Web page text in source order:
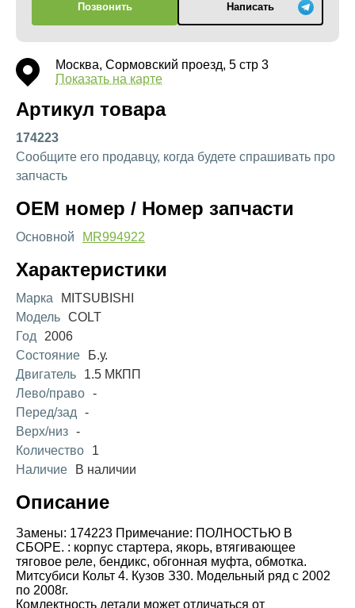
Позвонить Написать
Москва, Сормовский проезд, 5 стр 3
Показать на карте
Артикул товара
174223
Сообщите его продавцу, когда будете спрашивать про
запчасть
OEM номер / Номер запчасти
Основной MR994922
Характеристики
Марка
MITSUBISHI
Модель COLT
Год
2006
Состояние
Б.у.
Двигатель
1.5 МКПП
Лево/право -
Перед/зад
-
Верх/низ -
Количество
1
Наличие
В наличии
Описание
Замены: 174223 Примечание: ПОЛНОСТЬЮ В
СБОРЕ. : корпус стартера, якорь, втягивающее
тяговое реле, бендикс, обгонная муфта, обмотка.
Митсубиси Кольт 4. Кузов З30. Модельный ряд с 2002
по 2008г.
Комлектность детали может отличаться от